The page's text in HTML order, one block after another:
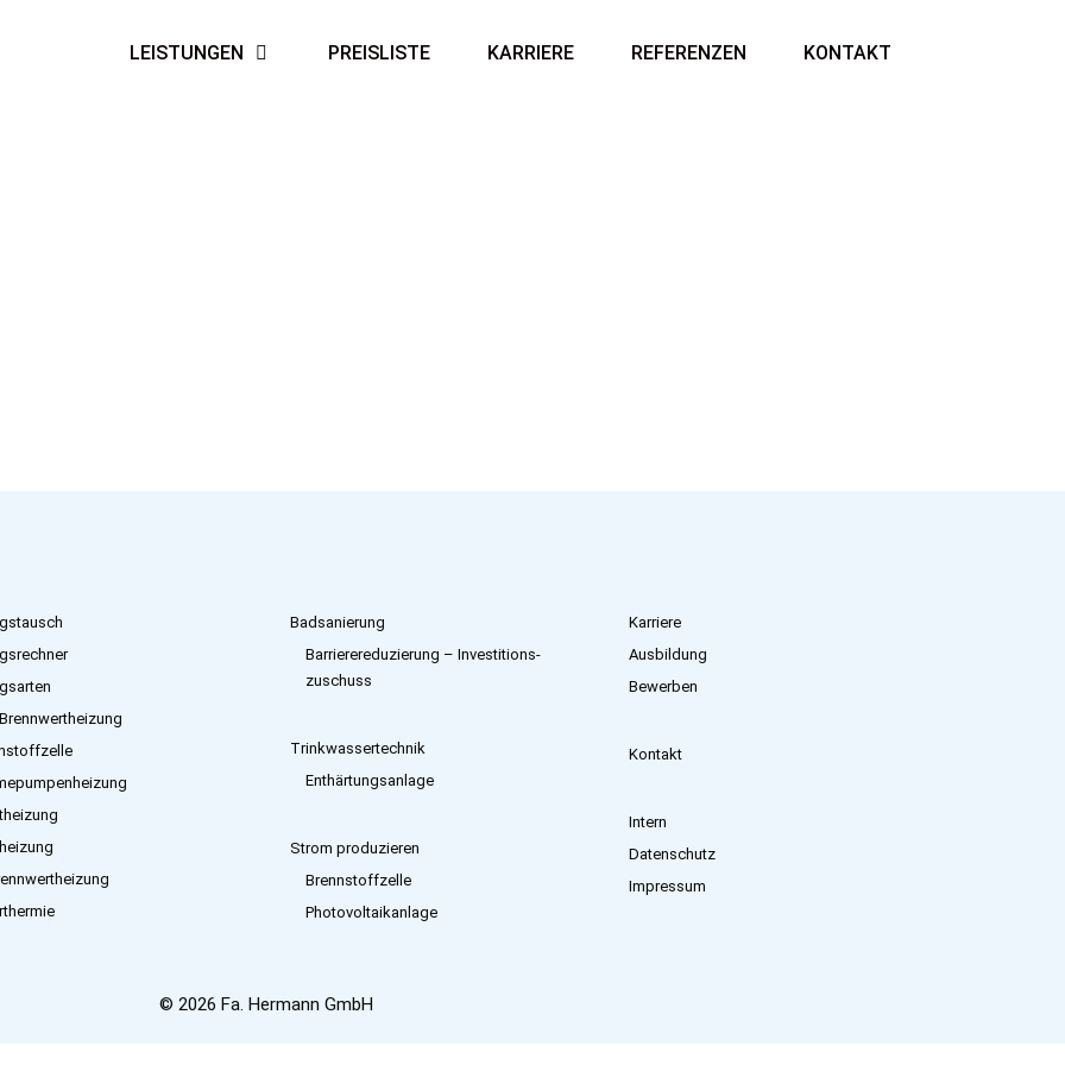
LEISTUNGEN PREISLISTE KARRIERE REFERENZEN KONTAKT
Badsanierung
Barrierereduzierung – Investitions­
zuschuss
Trinkwassertechnik
Enthärtungsanlage
Strom produzieren
Brennstoffzelle
Photovoltaikanlage
Karriere
Ausbildung
Bewerben
Kontakt
Intern
Datenschutz
Impressum
© 2026 Fa. Hermann GmbH